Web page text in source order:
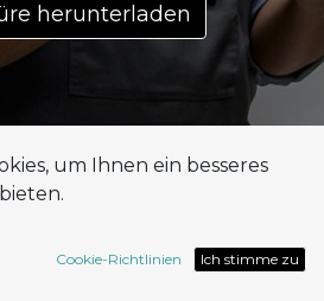
herunterladen
das
um Ihnen ein besseres
Cookie-Richtlinien Ich stimme zu